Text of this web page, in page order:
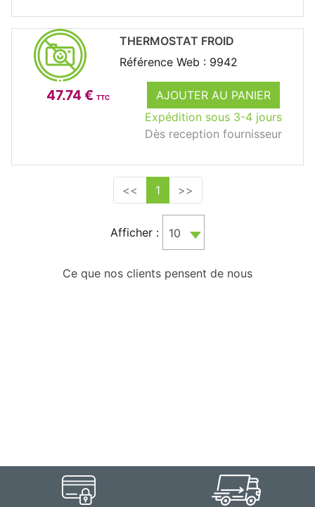
47.74 € TTC
AJOUTER AU PANIER
Expédition sous 3-4 jours
Dès reception fournisseur
THERMOSTAT FROID
Référence Web : 9942
<< 1 >>
Afficher : 10
Ce que nos clients pensent de nous